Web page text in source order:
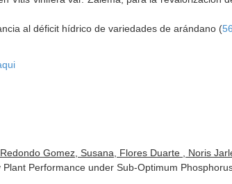
al déficit hídrico de variedades de arándano (
Gomez, Susana, Flores Duarte , Noris
Performance under Sub-Optimum